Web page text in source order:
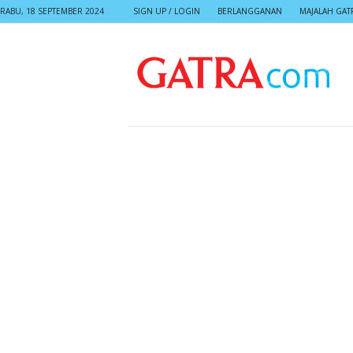
RABU, 18 SEPTEMBER 2024 SIGN UP / LOGIN BERLANGGANAN MAJALAH